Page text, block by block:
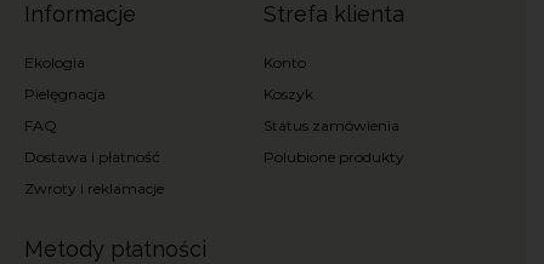
Informacje
Ekologia
Pielęgnacja
FAQ
Dostawa i płatność
Zwroty i reklamacje
Strefa klienta
Konto
Koszyk
Status zamówienia
Polubione produkty
Metody płatności